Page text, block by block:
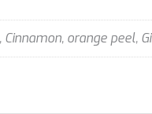
Cinnamon, orange peel,